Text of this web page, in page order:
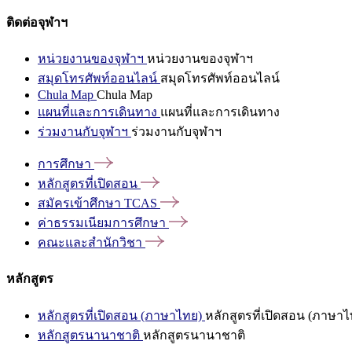
ติดต่อจุฬาฯ
หน่วยงานของจุฬาฯ หน่วยงานของจุฬาฯ
สมุดโทรศัพท์ออนไลน์ สมุดโทรศัพท์ออนไลน์
Chula Map Chula Map
แผนที่และการเดินทาง แผนที่และการเดินทาง
ร่วมงานกับจุฬาฯ ร่วมงานกับจุฬาฯ
การศึกษา
หลักสูตรที่เปิดสอน
สมัครเข้าศึกษา TCAS
ค่าธรรมเนียมการศึกษา
คณะและสำนักวิชา
หลักสูตร
หลักสูตรที่เปิดสอน (ภาษาไทย) หลักสูตรที่เปิดสอน (ภาษาไ
หลักสูตรนานาชาติ หลักสูตรนานาชาติ